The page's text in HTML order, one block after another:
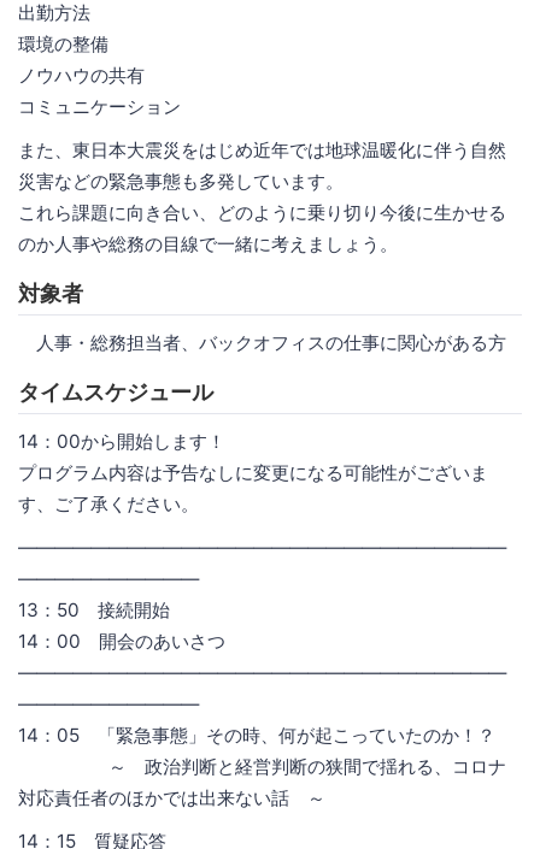
出勤方法
環境の整備
ノウハウの共有
コミュニケーション
また、東日本大震災をはじめ近年では地球温暖化に伴う自然
災害などの緊急事態も多発しています。
これら課題に向き合い、どのように乗り切り今後に生かせる
のか人事や総務の目線で一緒に考えましょう。
対象者
人事・総務担当者、バックオフィスの仕事に関心がある方
タイムスケジュール
14：00から開始します！
プログラム内容は予告なしに変更になる可能性がございま
す、ご了承ください。
―――――――――――――――――――――――――――
――――――――――
13：50 接続開始
14：00 開会のあいさつ
―――――――――――――――――――――――――――
――――――――――
14：05 「緊急事態」その時、何が起こっていたのか！？
～ 政治判断と経営判断の狭間で揺れる、コロナ
対応責任者のほかでは出来ない話 ～
14：15 質疑応答